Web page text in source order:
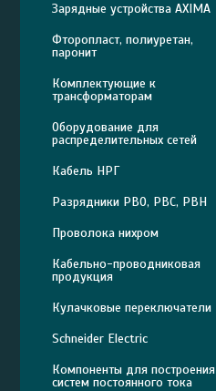
Зарядные устройства AXIMA
Фторопласт, полиуретан,
паронит
Комплектующие к
трансформаторам
Оборудование для
распределительных сетей
Кабель НРГ
Разрядники РВО, РВС, РВН
Проволока нихром
Кабельно-проводниковая
продукция
Кулачковые переключатели
Schneider Electric
Компоненты для построения
систем постоянного тока